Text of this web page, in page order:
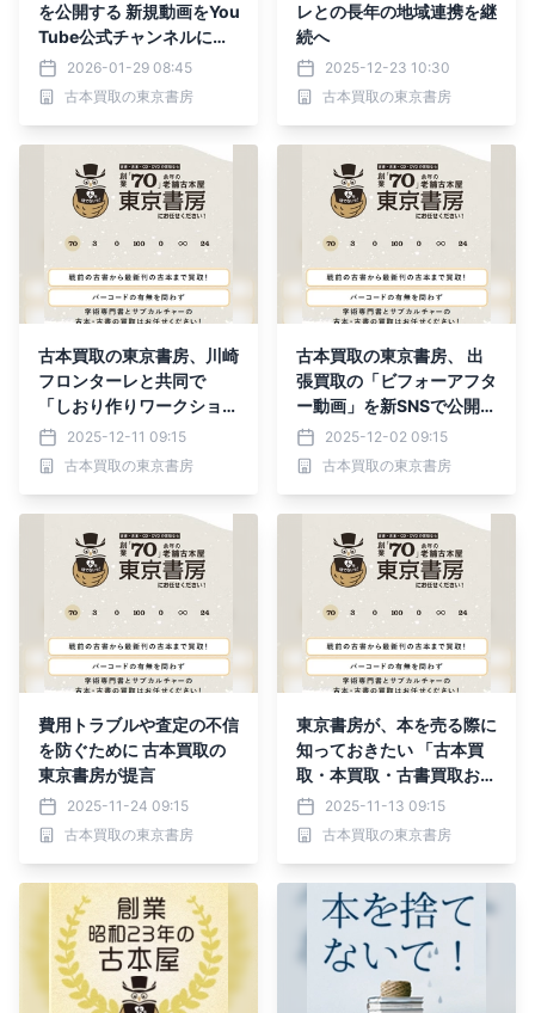
を公開する 新規動画をYou
Tube公式チャンネルにて
公開2026-01-29 08:45
古本買取の東京書房
レとの長年の地域連携を継
続へ
2025-12-23 10:30
古本買取の東京書房
古本買取の東京書房、川崎
フロンターレと共同で
「しおり作りワークショッ
プ」を開催
2025-12-11 09:15
古本買取の東京書房
古本買取の東京書房、 出
張買取の「ビフォーアフタ
ー動画」を新SNSで公開開
始
2025-12-02 09:15
古本買取の東京書房
費用トラブルや査定の不信
を防ぐために 古本買取の
東京書房が提言
2025-11-24 09:15
古本買取の東京書房
東京書房が、本を売る際に
知っておきたい 「古本買
取・本買取・古書買取おす
すめ買取業者の見極め方」
を公開
2025-11-13 09:15
古本買取の東京書房